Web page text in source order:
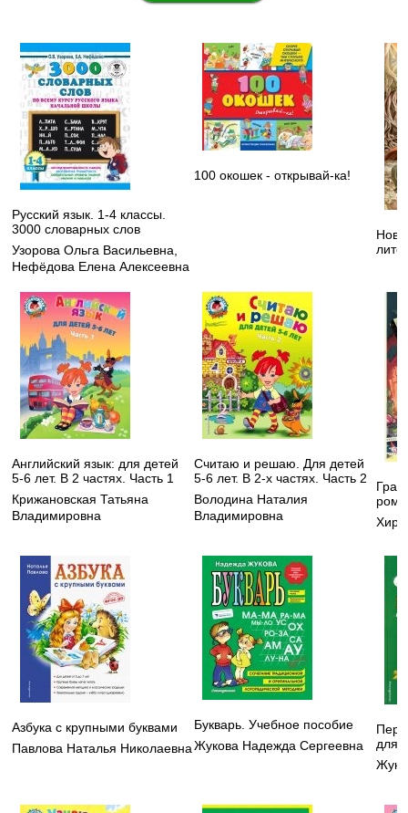
Русский язык. 1-4 классы.
3000 словарных слов
Узорова Ольга Васильевна
Нефёдова Елена Алексеевна
100 окошек - открывай-ка!
Английский язык: для детей
5-6 лет. В 2 частях. Часть 1
Крижановская Татьяна
Владимировна
Считаю и решаю. Для детей
5-6 лет. В 2-х частях. Часть 2
Володина Наталия
Владимировна
Азбука с крупными буквами
Павлова Наталья Николаевна
Букварь. Учебное пособие
Жукова Надежда Сергеевна
для